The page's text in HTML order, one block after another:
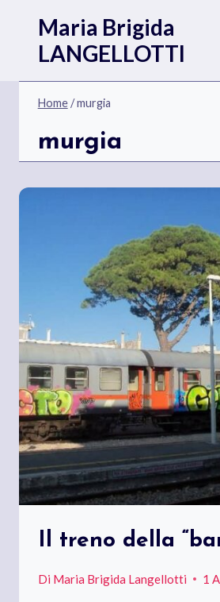
contenuto
Maria Brigida
LANGELLOTTI
Home/murgia
murgia
Il treno della
Di Maria Brigida Langellotti 1